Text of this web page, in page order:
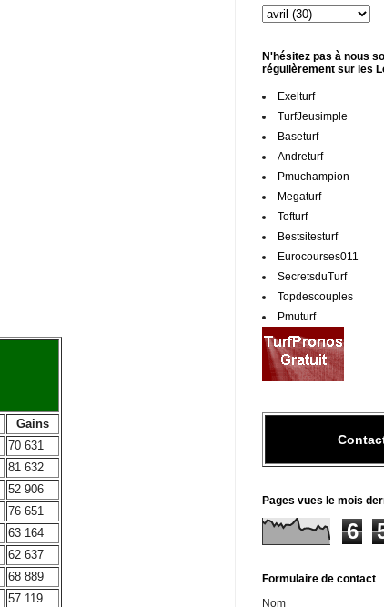
Gains
70 631
81 632
52 906
76 651
63 164
62 637
68 889
57 119
N'hésitez pas à nous
régulièrement sur les
Exelturf
TurfJeusimple
Baseturf
Andreturf
Pmuchampion
Megaturf
Tofturf
Bestsitesturf
Eurocourses011
SecretsduTurf
Topdescouples
Pmuturf
Pages vues le mois
6
Formulaire de contact
Nom